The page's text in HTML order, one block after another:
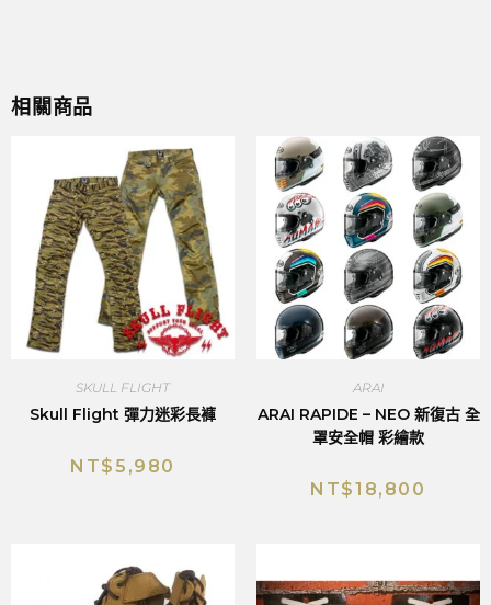
相關商品
SKULL FLIGHT
Skull Flight 彈力迷彩長褲
NT$5,980
ARAI
ARAI RAPIDE – NEO 新復古 全
罩安全帽 彩繪款
NT$18,800